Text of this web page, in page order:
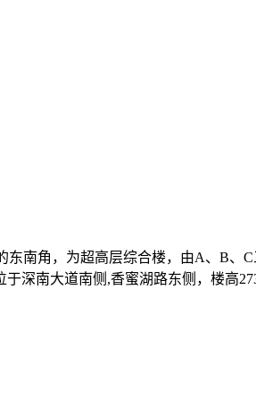
南角，为超高层综合楼，由A、B
深南大道南侧,香蜜湖路东侧，楼高